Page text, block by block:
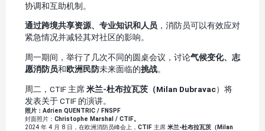
协调和互助机制。
通过跨境共享资源、专业知识和人员 ，消防员可以有效应对
紧急情况并减轻其对社区的影响。
周一期间，举行了几次不同的圆桌会议，讨论气候变化、志
愿消防员和欧洲民防未来面临的挑战。
周二，CTIF 主席米兰-杜布拉瓦茨（Milan Dubravac）将
发表关于 CTIF 的演讲。
照片：Adrien QUENTRIC / FNSPF
封面照片： Christophe Marshal / CTIF。
2024 年 4 月 8 日，在欧洲消防员峰会上， CTIF 主席 米兰-杜布拉瓦茨（Milan